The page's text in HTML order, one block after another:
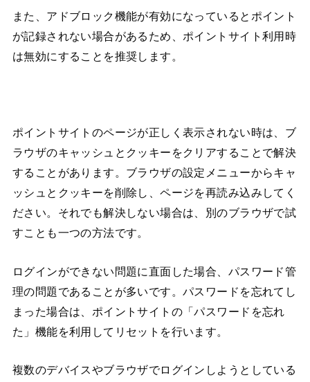
また、アドブロック機能が有効になっているとポイント
が記録されない場合があるため、ポイントサイト利用時
は無効にすることを推奨します。
ポイントサイトのページが正しく表示されない時は、ブ
ラウザのキャッシュとクッキーをクリアすることで解決
することがあります。ブラウザの設定メニューからキャ
ッシュとクッキーを削除し、ページを再読み込みしてく
ださい。それでも解決しない場合は、別のブラウザで試
すことも一つの方法です。
ログインができない問題に直面した場合、パスワード管
理の問題であることが多いです。パスワードを忘れてし
まった場合は、ポイントサイトの「パスワードを忘れ
た」機能を利用してリセットを行います。
複数のデバイスやブラウザでログインしようとしている